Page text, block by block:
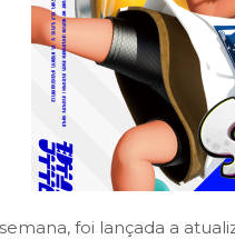
foi lançada a